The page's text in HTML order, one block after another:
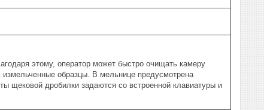
этому, оператор может быстро очищать камеру
образцы. В мельнице предусмотрена
щековой дробилки задаются со встроенной клавиатуры и